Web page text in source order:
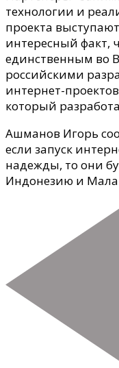
технологии и
проекта
интересный факт,
единственным во
российскими
интернет-
который
Ашманов Игорь
если запуск
надежды, то они
Индонезию и